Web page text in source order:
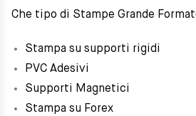
Che tipo di Stampe Grande
Stampa su supporti rigidi
PVC Adesivi
Supporti Magnetici
Stampa su Forex